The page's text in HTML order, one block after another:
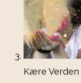
Kære Verden